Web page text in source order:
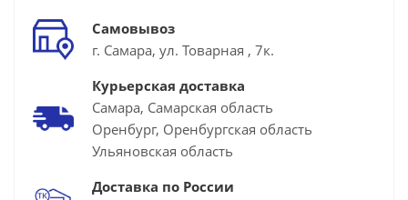
Самовывоз
г. Самара, ул. Товарная , 7к.
Курьерская доставка
Самара, Самарская область
Оренбург, Оренбургская область
Ульяновская область
Доставка по России